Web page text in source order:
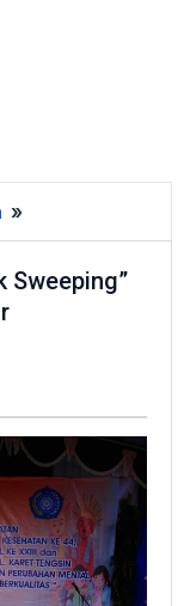
»
Kota
Jakarta
Sasaran
Pasangan
Usia
Subur
Sweeping”